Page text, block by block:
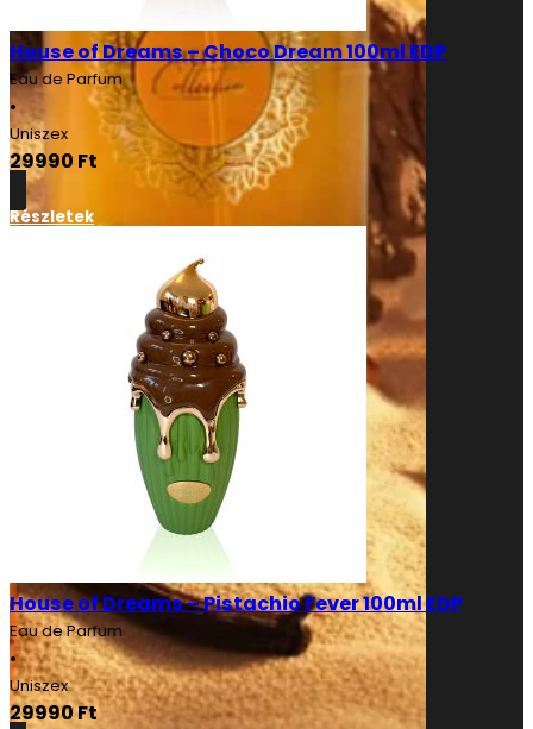
House of Dreams – Choco Dream 100ml EDP
Eau de Parfum
•
Uniszex
29990 Ft
Részletek
House of Dreams – Pistachio Fever 100ml EDP
Eau de Parfum
•
Uniszex
29990Ft